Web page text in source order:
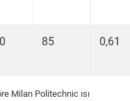
85 0,61
Milan Politechnic ısı